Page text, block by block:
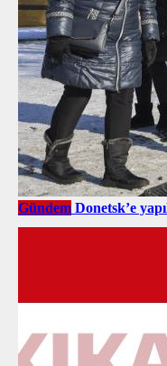
Gündem Donetsk’e